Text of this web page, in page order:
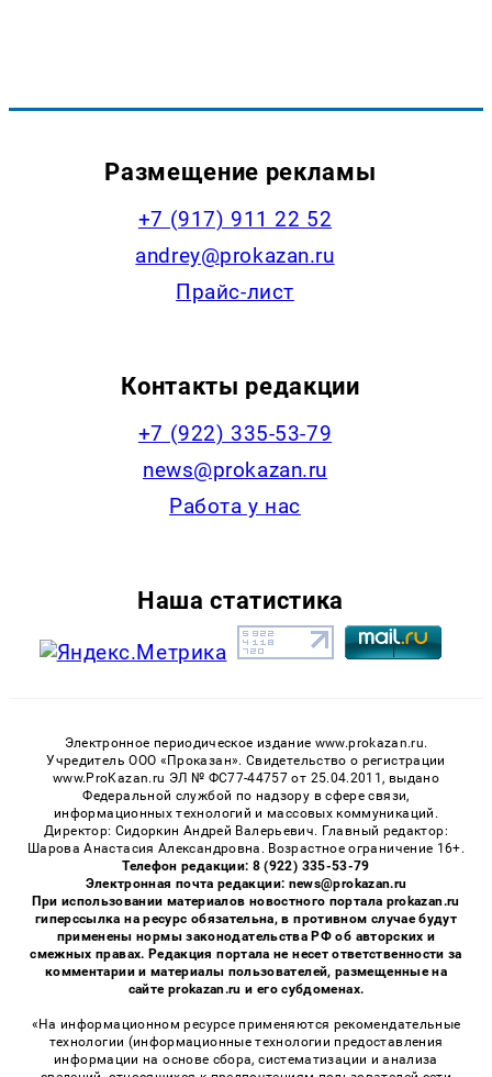
Размещение рекламы
+7 (917) 911 22 52
andrey@prokazan.ru
Прайс-лист
Контакты редакции
+7 (922) 335-53-79
news@prokazan.ru
Работа у нас
Наша статистика
Электронное периодическое издание www.prokazan.ru.
Учредитель ООО «Проказан». Cвидетельство о регистрации
www.ProKazan.ru ЭЛ № ФС77-44757 от 25.04.2011, выдано
Федеральной службой по надзору в сфере связи,
информационных технологий и массовых коммуникаций.
Директор: Сидоркин Андрей Валерьевич. Главный редактор:
Шарова Анастасия Александровна. Возрастное ограничение 16+.
Телефон редакции: 8 (922) 335-53-79
Электронная почта редакции: news@prokazan.ru
При использовании материалов новостного портала prokazan.ru
гиперссылка на ресурс обязательна, в противном случае будут
применены нормы законодательства РФ об авторских и
смежных правах. Редакция портала не несет ответственности за
комментарии и материалы пользователей, размещенные на
сайте prokazan.ru и его субдоменах.
«На информационном ресурсе применяются рекомендательные
технологии (информационные технологии предоставления
информации на основе сбора, систематизации и анализа